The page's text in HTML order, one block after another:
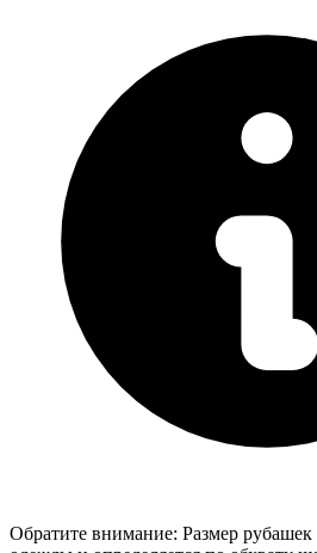
Обратите внимание: Размер рубашек